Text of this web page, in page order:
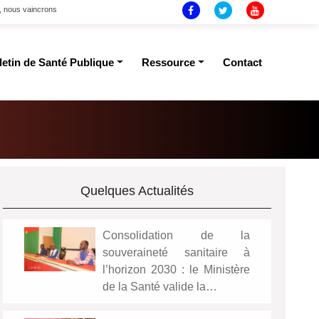
nous vaincrons
de Santé Publique Ressource Contact
Quelques Actualités
Consolidation de la
souveraineté sanitaire à
l’horizon 2030 : le Ministère
de la Santé valide la…